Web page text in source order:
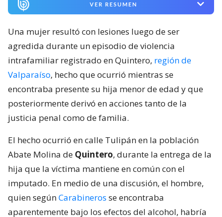
VER RESUMEN
Una mujer resultó con lesiones luego de ser
agredida durante un episodio de violencia
intrafamiliar registrado en Quintero, región de
Valparaíso, hecho que ocurrió mientras se
encontraba presente su hija menor de edad y que
posteriormente derivó en acciones tanto de la
justicia penal como de familia.
El hecho ocurrió en calle Tulipán en la población
Abate Molina de Quintero, durante la entrega de la
hija que la víctima mantiene en común con el
imputado. En medio de una discusión, el hombre,
quien segúnCarabineros se encontraba
aparentemente bajo los efectos del alcohol, habría